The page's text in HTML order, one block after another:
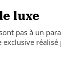
luxe
pas à un
exclusive